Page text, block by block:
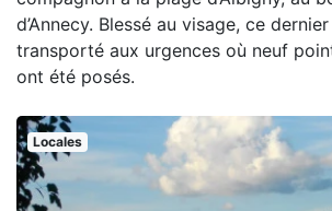
d’Annecy. Blessé au visage, ce
transporté aux urgences où neuf
ont été posés.
Locales